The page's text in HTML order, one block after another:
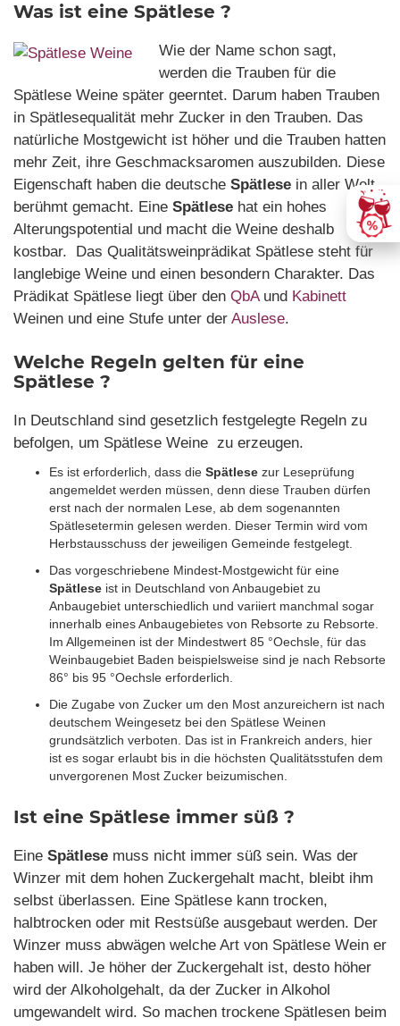
Was ist eine Spätlese ?
Wie der Name schon sagt,
werden die Trauben für die
Spätlese Weine später geerntet. Darum haben Trauben
in Spätlesequalität mehr Zucker in den Trauben. Das
natürliche Mostgewicht ist höher und die Trauben hatten
mehr Zeit, ihre Geschmacksaromen auszubilden. Diese
Eigenschaft haben die deutsche Spätlese in aller Welt
berühmt gemacht. Eine Spätlese hat ein hohes
Alterungspotential und macht die Weine deshalb
kostbar. Das Qualitätsweinprädikat Spätlese steht für
langlebige Weine und einen besondern Charakter. Das
Prädikat Spätlese liegt über den QbAund Kabinett
Weinen und eine Stufe unter der Auslese.
Welche Regeln gelten für eine
Spätlese ?
In Deutschland sind gesetzlich festgelegte Regeln zu
befolgen, um Spätlese Weine zu erzeugen.
Es ist erforderlich, dass die Spätlese zur Leseprüfung
angemeldet werden müssen, denn diese Trauben dürfen
erst nach der normalen Lese, ab dem sogenannten
Spätlesetermin gelesen werden. Dieser Termin wird vom
Herbstausschuss der jeweiligen Gemeinde festgelegt.
Das vorgeschriebene Mindest-Mostgewicht für eine
Spätlese ist in Deutschland von Anbaugebiet zu
Anbaugebiet unterschiedlich und variiert manchmal sogar
innerhalb eines Anbaugebietes von Rebsorte zu Rebsorte.
Im Allgemeinen ist der Mindestwert 85 °Oechsle, für das
Weinbaugebiet Baden beispielsweise sind je nach Rebsorte
86° bis 95 °Oechsle erforderlich.
Die Zugabe von Zucker um den Most anzureichern ist nach
deutschem Weingesetz bei den Spätlese Weinen
grundsätzlich verboten. Das ist in Frankreich anders, hier
ist es sogar erlaubt bis in die höchsten Qualitätsstufen dem
unvergorenen Most Zucker beizumischen.
Ist eine Spätlese immer süß ?
Eine Spätlese muss nicht immer süß sein. Was der
Winzer mit dem hohen Zuckergehalt macht, bleibt ihm
selbst überlassen. Eine Spätlese kann trocken,
halbtrocken oder mit Restsüße ausgebaut werden. Der
Winzer muss abwägen welche Art von Spätlese Wein er
haben will. Je höher der Zuckergehalt ist, desto höher
wird der Alkoholgehalt, da der Zucker in Alkohol
umgewandelt wird. So machen trockene Spätlesen beim